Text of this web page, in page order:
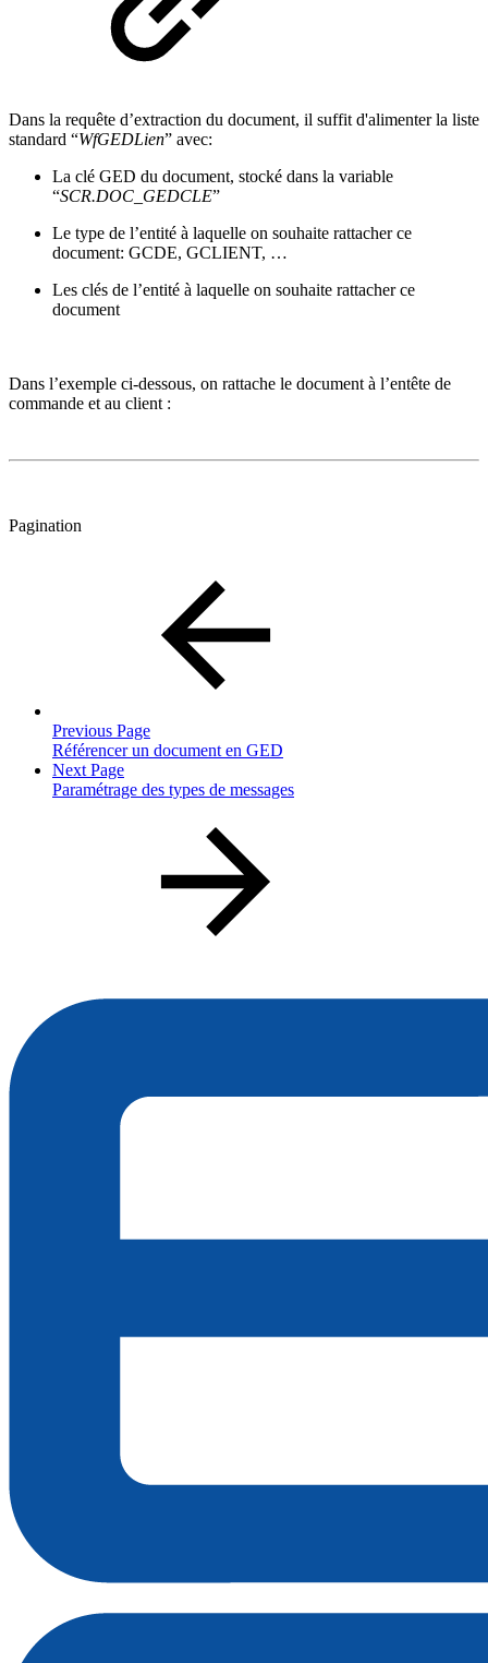
Dans la requête d’extraction du document, il suffit d'alimenter la liste
standard “WfGEDLien” avec:
La clé GED du document, stocké dans la variable
“SCR.DOC_GEDCLE”
Le type de l’entité à laquelle on souhaite rattacher ce
document: GCDE, GCLIENT, …
Les clés de l’entité à laquelle on souhaite rattacher ce
document
Dans l’exemple ci-dessous, on rattache le document à l’entête de
commande et au client :
Pagination
Previous Page
Référencer un document en GED
Next Page
Paramétrage des types de messages